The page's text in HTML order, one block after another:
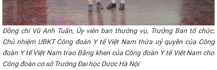
Đồngchí Vũ Anh Tuấn, Ủy viên ban thường vụ, Trưởng Ban tổ chức,
Chủ nhiệm UBKT Côngđoàn Y tế Việt Nam thừa uỷ quyền của Công
đoàn Y tếViệt Nam trao Bằng khen của Côngđoàn Y tế Việt Nam cho
Công đoàn cơ sởTrường Đại học Dược Hà Nội